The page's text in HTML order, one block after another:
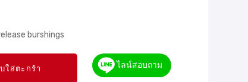
burshings
ใส่ตะกร้า ไลน์สอบถาม